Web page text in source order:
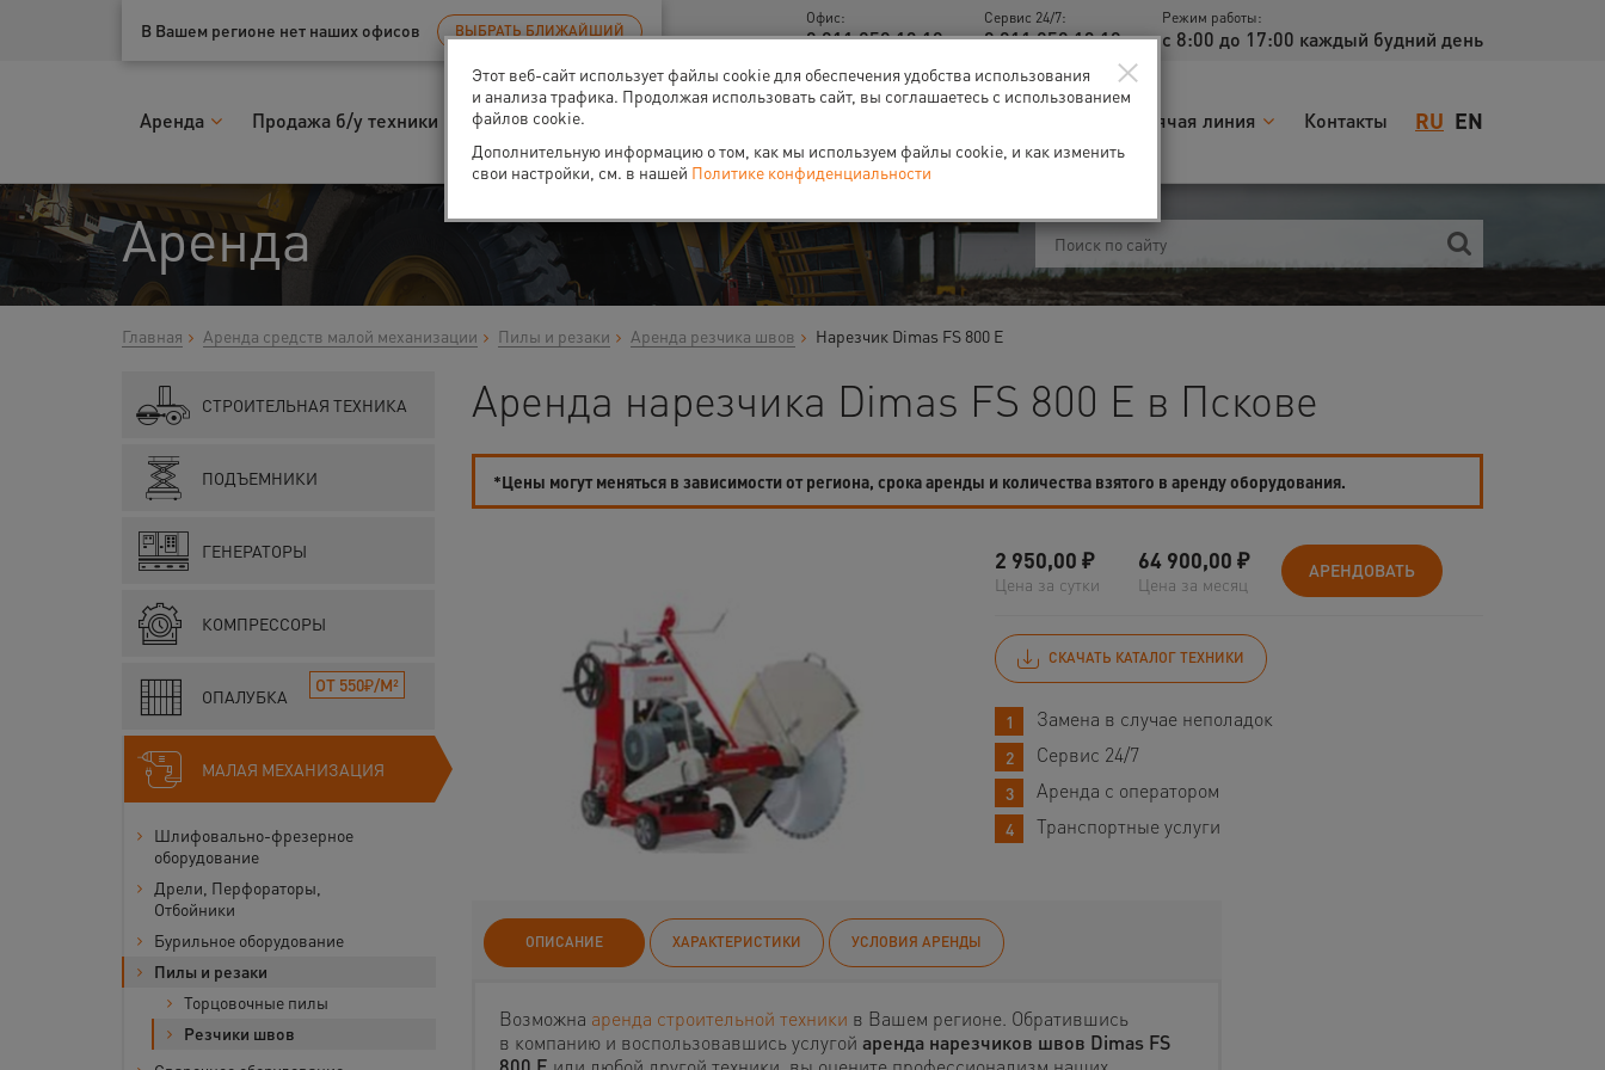
Ваш город:Псков
В Вашем регионе нет наших офисов ВЫБРАТЬ БЛИЖАЙШИЙ
Офис:
8 811 259 13 18
Сервис 24/7:
8 811 259 13 18
Режим работы:
с 8:00 до 17:00 каждый будний день
RU EN
Аренда Продажа б/у техники Запчасти Горячая линия Контакты
Аренда
Главная Аренда средств малой механизации Пилы и резаки Аренда резчика швов Нарезчик Dimas FS 800 E
СТРОИТЕЛЬНАЯ ТЕХНИКА
ПОДЪЕМНИКИ
ГЕНЕРАТОРЫ
КОМПРЕССОРЫ
ОПАЛУБКА
ОТ 550₽/М²
МАЛАЯ МЕХАНИЗАЦИЯ
Шлифовально-фрезерное
оборудование
Дрели, Перфораторы,
Отбойники
Бурильное оборудование
Пилы и резаки
Торцовочные пилы
Резчики швов
Аренда нарезчика Dimas FS 800 E в Пскове
*Цены могут меняться в зависимости от региона, срока аренды и количества взятого в аренду оборудования.
2 950,00 ₽
Цена за сутки
64 900,00 ₽
Цена за месяц
АРЕНДОВАТЬ
СКАЧАТЬ КАТАЛОГ ТЕХНИКИ
Замена в случае неполадок
Сервис 24/7
Аренда с оператором
Транспортные услуги
ОПИСАНИЕ ХАРАКТЕРИСТИКИ УСЛОВИЯ АРЕНДЫ
Возможна аренда строительной техники в Вашем регионе. Обратившись
в компанию и воспользовавшись услугой аренда нарезчиков швов Dimas FS
×
Этот веб-сайт использует файлы cookie для обеспечения удобства использования
и анализа трафика. Продолжая использовать сайт, вы соглашаетесь с использованием
файлов cookie.
Дополнительную информацию о том, как мы используем файлы cookie, и как изменить
свои настройки, см. в нашей Политике конфиденциальности